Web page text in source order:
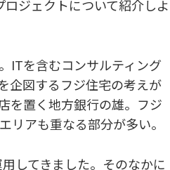
ジェクトについて紹介しよ
ITを含むコンサルティング
企図するフジ住宅の考えが
を置く地方銀行の雄。フジ
アも重なる部分が多い。
してきました。そのなかに